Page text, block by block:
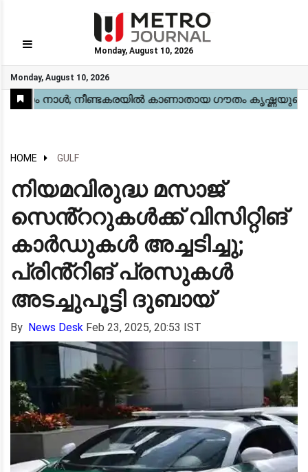
Monday, August 10, 2026
Monday, August 10, 2026
GO
Home
Kerala
National
Gulf
World
Sports
Movies
Health
Automobile
Travel
Education
Novel
Business
Technology
Webstory
HOME GULF
നിയമവിരുദ്ധ മസാജ്
സെൻ്ററുകൾക്ക് വിസിറ്റിങ്
കാർഡുകൾ അച്ചടിച്ചു;
പ്രിൻ്റിങ് പ്രസുകൾ
അടച്ചുപൂട്ടി ദുബായ്
By News Desk Feb 23, 2025, 20:53 IST